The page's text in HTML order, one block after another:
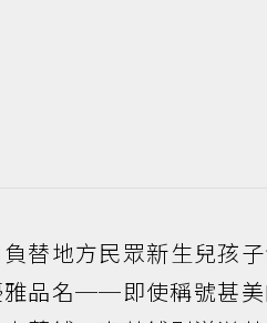
替地方民眾新生兒孩
品名──即使稱號甚